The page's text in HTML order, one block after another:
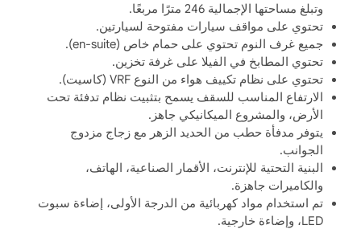
وتبلغ مساحتها الإجمالية 246 مترًا مربعًا.
تحتوي على مواقف سيارات مفتوحة لسيارتين.
جميع غرف النوم تحتوي على حمام خاص (en-suite).
تحتوي المطابخ في الفيلا على غرفة تخزين.
تحتوي على نظام تكييف هواء من النوع VRF (كاسيت).
الارتفاع المناسب للسقف يسمح بتثبيت نظام تدفئة تحت
الأرض، والمشروع الميكانيكي جاهز.
يتوفر مدفأة حطب من الحديد الزهر مع زجاج مزدوج
الجوانب.
البنية التحتية للإنترنت، الأقمار الصناعية، الهاتف،
والكاميرات جاهزة.
تم استخدام مواد كهربائية من الدرجة الأولى، إضاءة سبوت
LED، وإضاءة خارجية.